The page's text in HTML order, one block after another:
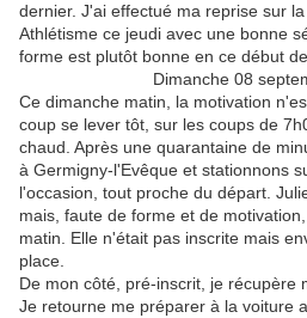
dernier. J'ai effectué ma reprise sur
Athlétisme ce jeudi avec une bonne
forme est plutôt bonne en ce début de
Dimanche 08
Ce dimanche matin, la motivation
coup se lever tôt, sur les coups de
chaud. Après une quarantaine de
à Germigny-l'Evêque et stationnons
l'occasion, tout proche du départ.
mais, faute de forme et de
matin. Elle n'était pas inscrite mais
place.
De mon côté, pré-inscrit, je récupère
Je retourne me préparer à la voiture